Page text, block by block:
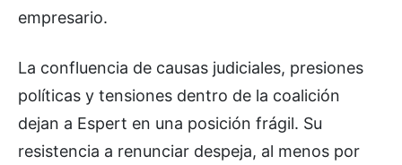
empresario.
La confluencia de causas judiciales, presiones
políticas y tensiones dentro de la coalición
dejan a Espert en una posición frágil. Su
resistencia a renunciar despeja, al menos por